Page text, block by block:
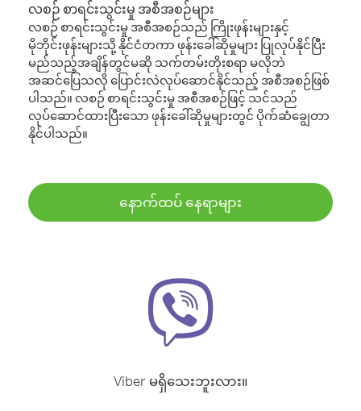
လစဉ် စာရင်းသွင်းမှု အစီအစဉ်များ
လစဉ် စာရင်းသွင်းမှု အစီအစဉ်သည် ကြိုးဖုန်းများနှင့်
မိုဘိုင်းဖုန်းများသို့ နိုင်ငံတကာ ဖုန်းခေါ်ဆိုမှုများ ပြုလုပ်နိုင်ပြီး
မည်သည့်အချိန်တွင်မဆို သက်တမ်းတိုးစရာ မလိုဘဲ
အဆင်ပြေသလို ပြောင်းလဲလုပ်ဆောင်နိုင်သည့် အစီအစဉ်ဖြစ်
ပါသည်။ လစဉ် စာရင်းသွင်းမှု အစီအစဉ်ဖြင့် သင်သည်
လုပ်ဆောင်ထားပြီးသော ဖုန်းခေါ်ဆိုမှုများတွင် ပိုက်ဆံချွေတာ
နိုင်ပါသည်။
နောက်ထပ် နေရာများ
Viber မရှိသေးဘူးလား။